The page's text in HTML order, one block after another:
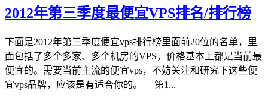
2012年第三季度最便宜VPS排名/排行榜
下面是2012年第三季度便宜vps排行榜里面前20位的名单，里
面包括了多个多家、多个机房的VPS，价格基本上都是当前最
便宜的。需要当前主流的便宜vps，不妨关注和研究下这些便
宜vps品牌，应该是有适合你的。 第1...